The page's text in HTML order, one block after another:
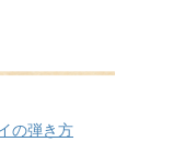
の弾き方